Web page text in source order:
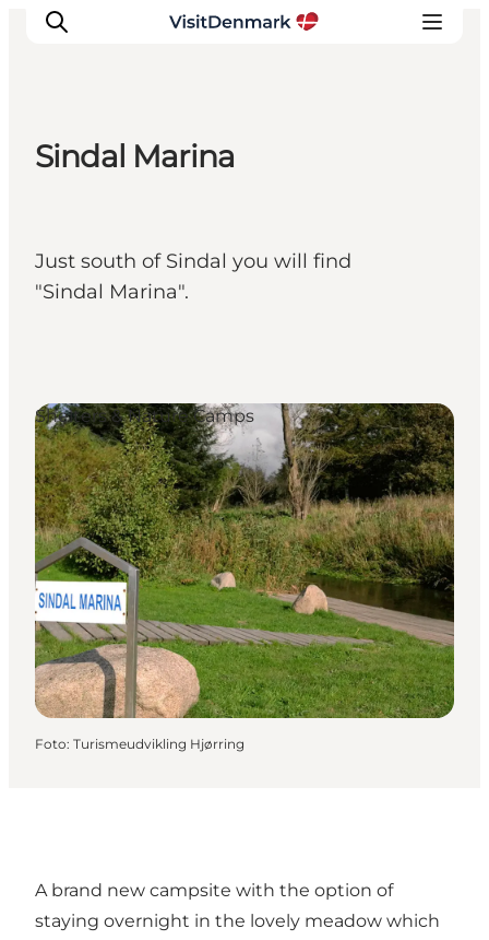
Cosa fare
Dove dormire
Sindal Marina
Just south of Sindal you will find
"Sindal Marina".
Shelters & Nature Camps
Foto: Turismeudvikling Hjørring
A brand new campsite with the option of
staying overnight in the lovely meadow which